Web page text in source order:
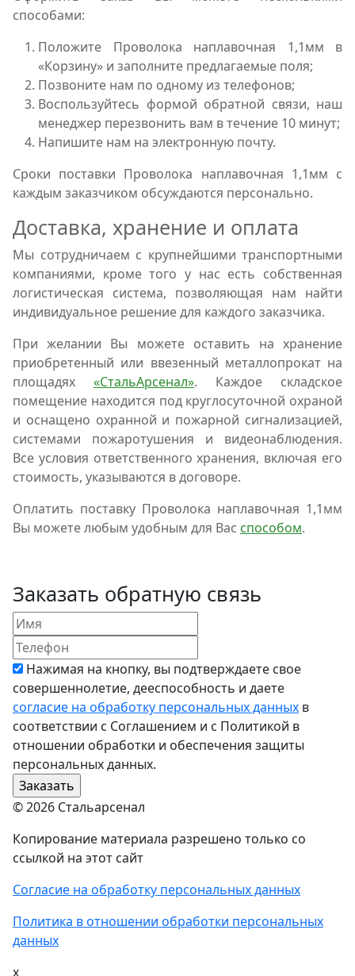
способами:
Положите Проволока наплавочная 1,1мм в
«Корзину» и заполните предлагаемые поля;
Позвоните нам по одному из телефонов;
Воспользуйтесь формой обратной связи, наш
менеджер перезвонить вам в течение 10 минут;
Напишите нам на электронную почту.
Сроки поставки Проволока наплавочная 1,1мм с
каждым заказчиком обсуждаются персонально.
Доставка, хранение и оплата
Мы сотрудничаем с крупнейшими транспортными
компаниями, кроме того у нас есть собственная
логистическая система, позволяющая нам найти
индивидуальное решение для каждого заказчика.
При желании Вы можете оставить на хранение
приобретенный или ввезенный металлопрокат на
площадях «СтальАрсенал». Каждое складское
помещение находится под круглосуточной охраной
и оснащено охранной и пожарной сигнализацией,
системами пожаротушения и видеонаблюдения.
Все условия ответственного хранения, включая его
стоимость, указываются в договоре.
Оплатить поставку Проволока наплавочная 1,1мм
Вы можете любым удобным для Вас способом.
Заказать обратную связь
Нажимая на кнопку, вы подтверждаете свое
совершеннолетие, дееспособность и даете
согласие на обработку персональных данных в
соответствии с Соглашением и с Политикой в
отношении обработки и обеспечения защиты
персональных данных.
© 2026 Стальарсенал
Копирование материала разрешено только со
ссылкой на этот сайт
Согласие на обработку персональных данных
Политика в отношении обработки персональных
данных
x